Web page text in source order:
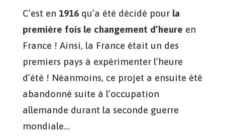
C’est en 1916qu’a été décidé pour la
première fois le changement d’heure en
France ! Ainsi, la France était un des
premiers pays à expérimenter l’heure
d’été ! Néanmoins, ce projet a ensuite été
abandonné suite à l’occupation
allemande durant la seconde guerre
mondiale…